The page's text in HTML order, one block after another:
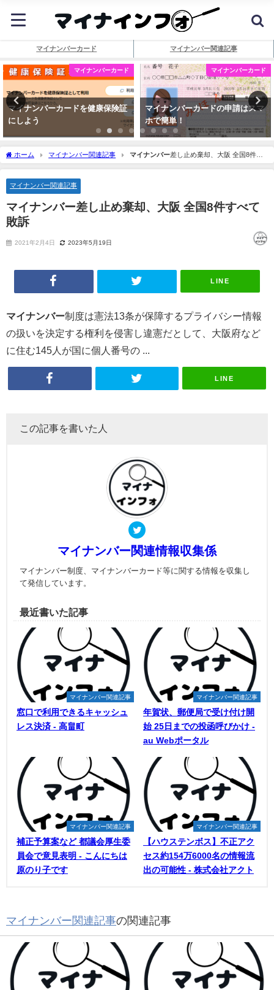
マイナンバーカード マイナンバー関連記事
マイナンバーカード
マイナンバーカードを健康保険証
にしよう
マイナンバーカード
マイナンバーカードの申請はスマ
ホで簡単！
ホーム マイナンバー関連記事 マイナンバー差し止め棄却、大阪 全国8件す
べて敗訴
マイナンバー関連記事
マイナンバー差し止め棄却、大阪 全国8件すべて
敗訴
2021年2月4日 2023年5月19日
LINE
マイナンバー制度は憲法13条が保障するプライバシー情報
の扱いを決定する権利を侵害し違憲だとして、大阪府など
に住む145人が国に個人番号の ...
LINE
この記事を書いた人
マイナンバー関連情報収集係
マイナンバー制度、マイナンバーカード等に関する情報を収集し
て発信しています。
最近書いた記事
マイナンバー関連記事
窓口で利用できるキャッシュ
レス決済 - 高畠町
マイナンバー関連記事
年賀状、郵便局で受け付け開
始 25日までの投函呼びかけ -
au Webポータル
マイナンバー関連記事
補正予算案など 都議会厚生委
員会で意見表明 - こんにちは
原のり子です
マイナンバー関連記事
【ハウステンボス】不正アク
セス約154万6000名の情報流
出の可能性 - 株式会社アクト
マイナンバー関連記事の関連記事